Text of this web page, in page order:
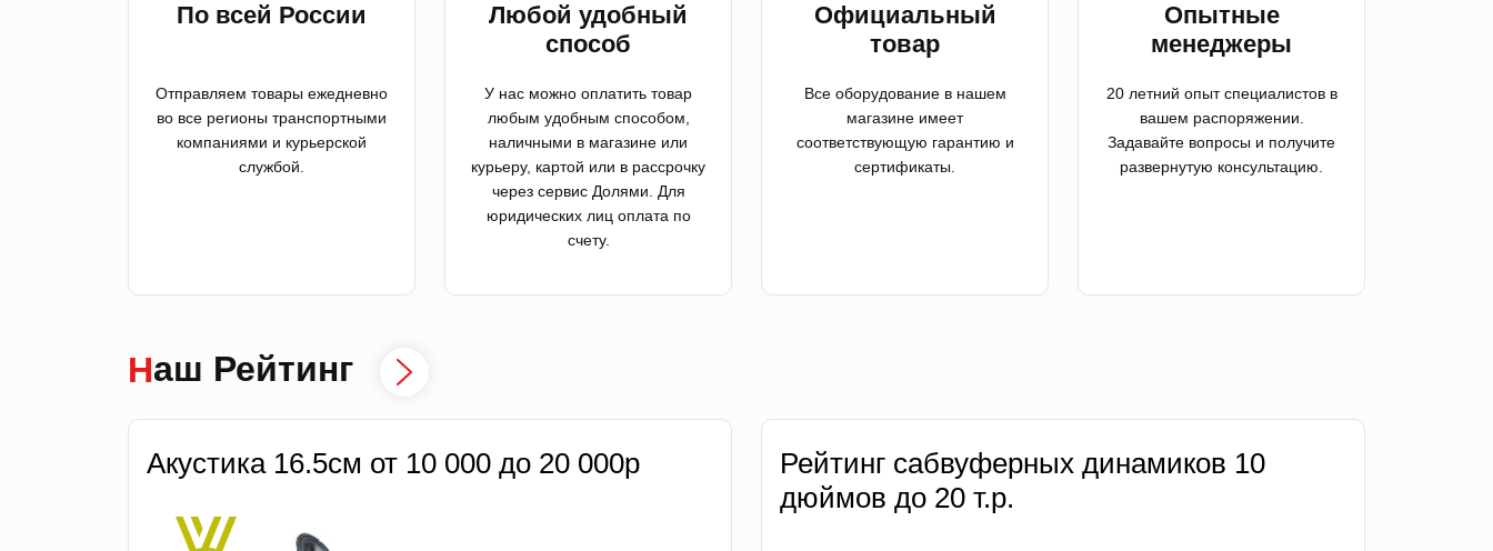
По всей России
Отправляем товары ежедневно
во все регионы транспортными
компаниями и курьерской
службой.
Любой удобный
способ
У нас можно оплатить товар
любым удобным способом,
наличными в магазине или
курьеру, картой или в рассрочку
через сервис Долями. Для
юридических лиц оплата по
счету.
Официальный
товар
Все оборудование в нашем
магазине имеет
соответствующую гарантию и
сертификаты.
Опытные
менеджеры
20 летний опыт специалистов в
вашем распоряжении.
Задавайте вопросы и получите
развернутую консультацию.
Наш Рейтинг
Акустика 16.5см от 10 000 до 20 000р
Рейтинг сабвуферных динамиков 10
дюймов до 20 т.р.